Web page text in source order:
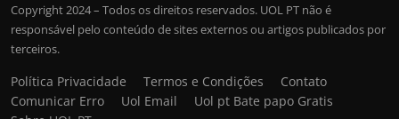
Copyright 2024 – Todos os direitos reservados. UOL PT não é
responsável pelo conteúdo de sites externos ou artigos publicados por
terceiros.
Política Privacidade Termos e Condições
Contato
Comunicar Erro
Uol Email
Uol pt Bate papo Gratis